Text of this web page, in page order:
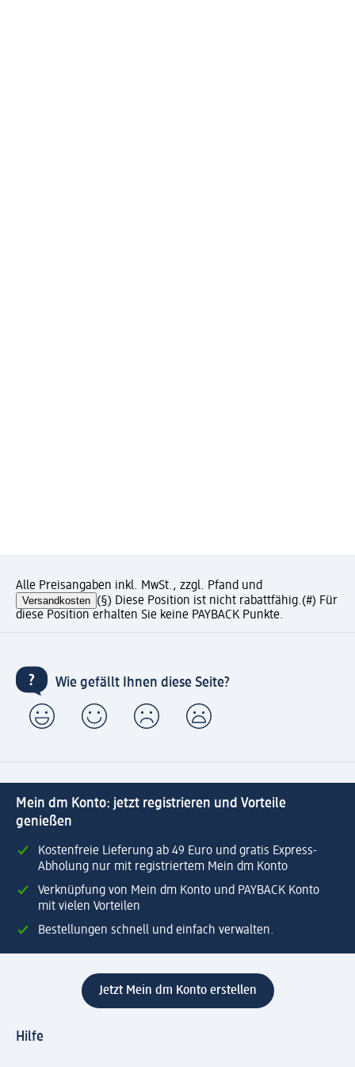
Alle Preisangaben inkl. MwSt., zzgl. Pfand und
Versandkosten (§) Diese Position ist nicht rabattfähig.(#) Für
diese Position erhalten Sie keine PAYBACK Punkte.
Wie gefällt Ihnen diese Seite?
Mein dm Konto: jetzt registrieren und Vorteile
genießen
Kostenfreie Lieferung ab 49 Euro und gratis Express-
Abholung nur mit registriertem Mein dm Konto
Verknüpfung von Mein dm Konto und PAYBACK Konto
mit vielen Vorteilen
Bestellungen schnell und einfach verwalten.
Jetzt Mein dm Konto erstellen
Hilfe